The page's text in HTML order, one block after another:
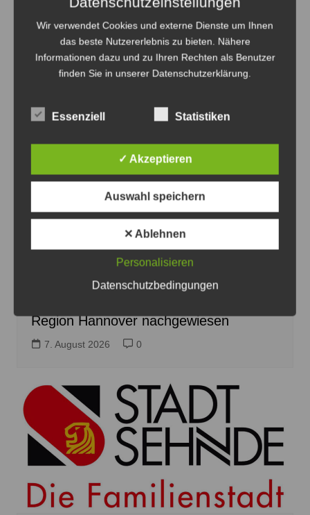
Beitragsnavigation
Zurück Weiter
Die Tigermücken sind in der Region angekommen,
Funde sollen gemeldet werden - Screenshot:
Region Hannover nachgewiesen
7. August 2026 0
Wir verwendet Cookies und externe Dienste um Ihnen
das beste Nutzererlebnis zu bieten. Nähere
Informationen dazu und zu Ihren Rechten als Benutzer
finden Sie in unserer Datenschutzerklärung.
Essenziell Statistiken
✓ Akzeptieren
Auswahl speichern
✕ Ablehnen
Personalisieren
Datenschutzbedingungen